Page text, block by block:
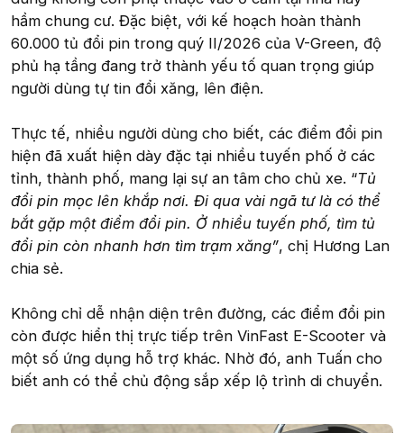
hầm chung cư. Đặc biệt, với kế hoạch hoàn thành
60.000 tủ đổi pin trong quý II/2026 của V-Green, độ
phủ hạ tầng đang trở thành yếu tố quan trọng giúp
người dùng tự tin đổi xăng, lên điện.
Thực tế, nhiều người dùng cho biết, các điểm đổi pin
hiện đã xuất hiện dày đặc tại nhiều tuyến phố ở các
tỉnh, thành phố, mang lại sự an tâm cho chủ xe. “Tủ
đổi pin mọc lên khắp nơi. Đi qua vài ngã tư là có thể
bắt gặp một điểm đổi pin. Ở nhiều tuyến phố, tìm tủ
đổi pin còn nhanh hơn tìm trạm xăng”, chị Hương Lan
chia sẻ.
Không chỉ dễ nhận diện trên đường, các điểm đổi pin
còn được hiển thị trực tiếp trên VinFast E-Scooter và
một số ứng dụng hỗ trợ khác. Nhờ đó, anh Tuấn cho
biết anh có thể chủ động sắp xếp lộ trình di chuyển.